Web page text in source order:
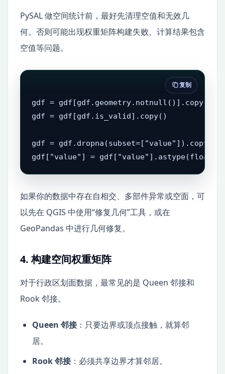
PySAL 做空间统计前，最好先清理空值和无效几
何。否则可能出现权重矩阵构建失败、计算结果包含
空值等问题。
gdf = gdf[gdf.geometry.notnull()].copy()
gdf = gdf[gdf.is_valid].copy()
gdf = gdf.dropna(subset=["value"]).copy()
gdf["value"] = gdf["value"].astype(float)
复制
如果你的数据中存在自相交、多部件异常或空面，可
以先在 QGIS 中使用“修复几何”工具，或在
GeoPandas 中进行几何修复。
4. 构建空间权重矩阵
对于行政区划面数据，最常见的是 Queen 邻接和
Rook 邻接。
Queen 邻接：只要边界或顶点接触，就算邻
居。
Rook 邻接：必须共享边界才算邻居。